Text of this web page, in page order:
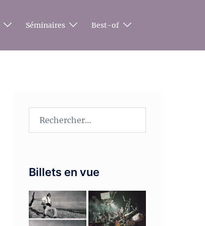
Séminaires Best-of
Billets en vue